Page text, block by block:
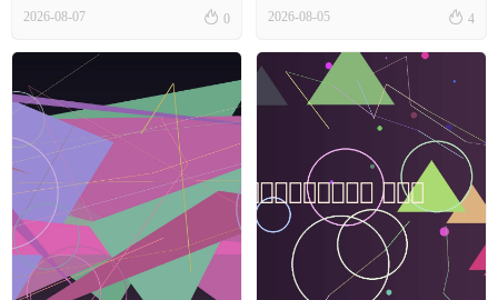
2026-08-07
 0
2026-08-05
 4